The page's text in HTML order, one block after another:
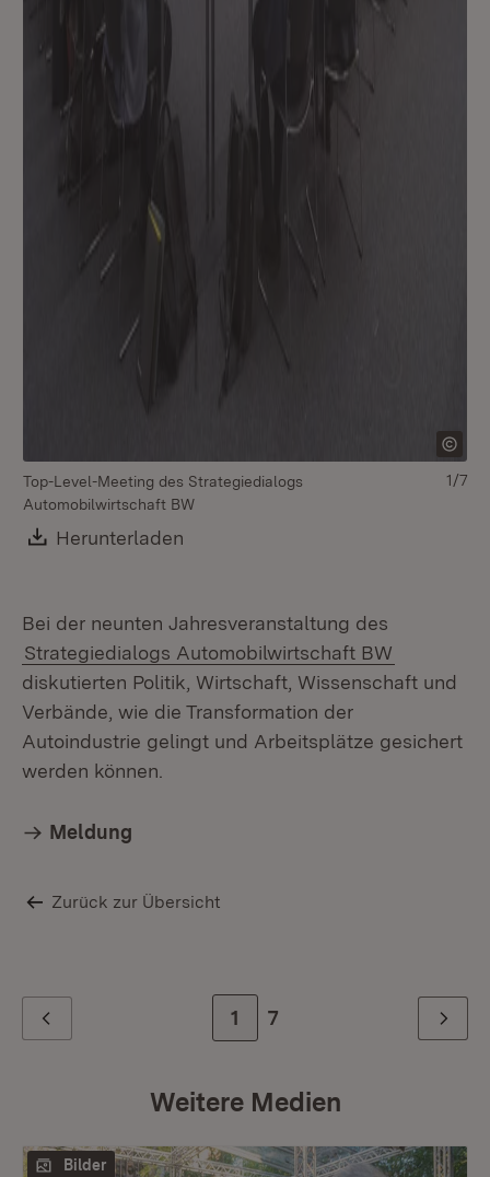
Top-Level-Meeting des Strategiedialogs
Automobilwirtschaft BW
Download:
Herunterladen
1/7
Bei der neunten Jahresveranstaltung des
Strategiedialogs Automobilwirtschaft BW
diskutierten Politik, Wirtschaft, Wissenschaft und
Verbände, wie die Transformation der
Autoindustrie gelingt und Arbeitsplätze gesichert
werden können.
Meldung
Zurück zur Übersicht
Zur Seite
1 Zur letzten Seite
7 Weiter
Weitere Medien
Bilder